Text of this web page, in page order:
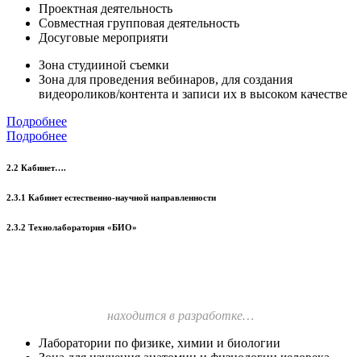
Проектная деятельность
Совместная групповая деятельность
Досуговые мероприяти
Зона студииной съемки
Зона для проведения вебинаров, для создания
видеороликов/контента и записи их в высоком качестве
Подробнее
Подробнее
2.2 Кабинет….
2.3.1 Кабинет естественно-научной направленности
2.3.2 Технолаборатория «БИО»
находится в разработке…
Лаборатории по физике, химии и биологии